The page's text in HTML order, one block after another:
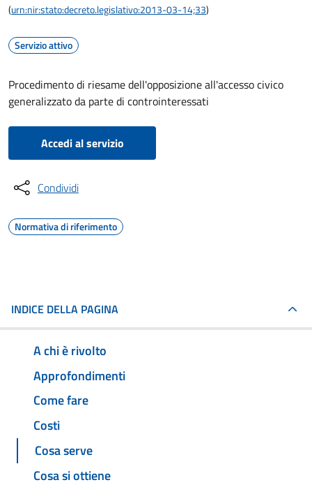
(urn:nir:stato:decreto.legislativo:2013-03-14;33)
Servizio attivo
Procedimento di riesame dell'opposizione all'accesso civico
generalizzato da parte di controinteressati
Accedi al servizio
Condividi
Normativa di riferimento
INDICE DELLA PAGINA
A chi è rivolto
Approfondimenti
Come fare
Costi
Cosa serve
Cosa si ottiene